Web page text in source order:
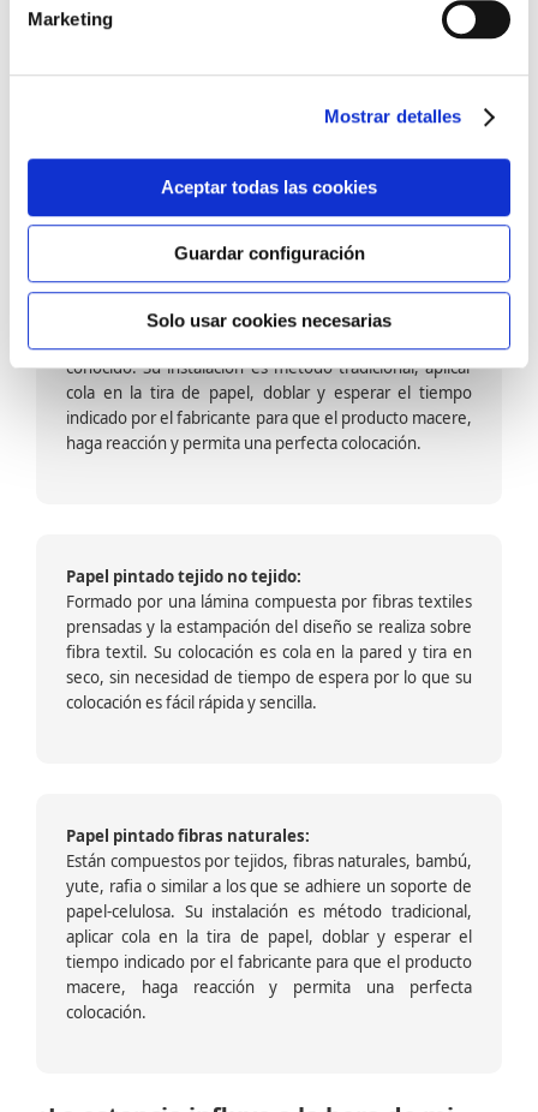
Marketing
Mostrar detalles
Aceptar todas las cookies
Guardar configuración
Solo usar cookies necesarias
barniz multiadherente en base agua. En zonas de
fuegos, se recomienda proteger con placas, silestone,
dado que el frotar en exceso dañaría el papel. Su
colocación es cola en la pared y tira en seco, sin
colocación es fácil rápida y sencilla.
Papel pintado calidad papel:
Formado por una capa de papel sobre un soporte de
conocido. Su instalación es método tradicional, aplicar
cola en la tira de papel, doblar y esperar el tiempo
indicado por el fabricante para que el producto macere,
haga reacción y permita una perfecta colocación.
Papel pintado tejido no tejido:
Formado por una lámina compuesta por fibras textiles
prensadas y la estampación del diseño se realiza sobre
fibra textil. Su colocación es cola en la pared y tira en
seco, sin necesidad de tiempo de espera por lo que su
colocación es fácil rápida y sencilla.
Papel pintado fibras naturales:
Están compuestos por tejidos, fibras naturales, bambú,
yute, rafia o similar a los que se adhiere un soporte de
papel-celulosa. Su instalación es método tradicional,
aplicar cola en la tira de papel, doblar y esperar el
tiempo indicado por el fabricante para que el producto
macere, haga reacción y permita una perfecta
colocación.